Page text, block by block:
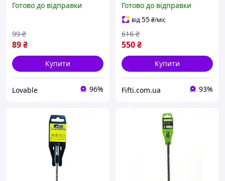
12х210 мм
Готово до відправки
89₴
99 ₴
Купити
Lovable 96%
Готово до відправки
від55₴/міс
550₴
616 ₴
Купити
Fifti.com.ua 93%